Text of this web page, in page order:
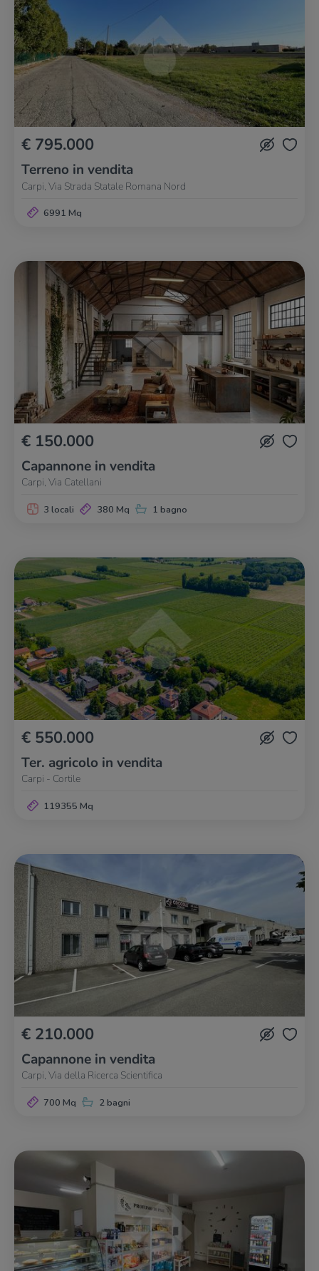
€ 795.000
Terreno in vendita
Carpi, Via Strada Statale Romana Nord
6991 Mq
€ 150.000
Capannone in vendita
Carpi, Via Catellani
3 locali 380 Mq 1 bagno
€ 550.000
Ter. agricolo in vendita
Carpi - Cortile
119355 Mq
€ 210.000
Capannone in vendita
Carpi, Via della Ricerca Scientifica
700 Mq 2 bagni